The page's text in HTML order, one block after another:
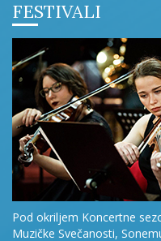
FESTIVALI
Pod okriljem Koncertne
Muzičke Svečanosti,